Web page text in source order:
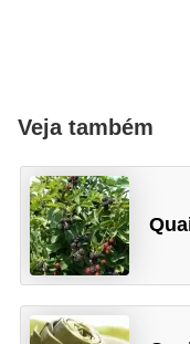
Veja também